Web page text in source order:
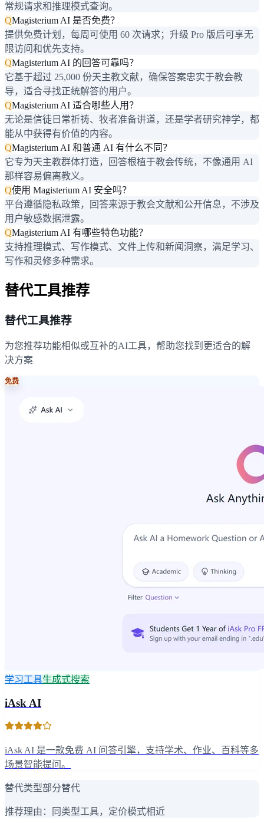
常规请求和推理模式查询。
QMagisterium AI 是否免费？
提供免费计划，每周可使用 60 次请求；升级 Pro 版后可享无
限访问和优先支持。
QMagisterium AI 的回答可靠吗？
它基于超过 25,000 份天主教文献，确保答案忠实于教会教
导，适合寻找正统解答的用户。
QMagisterium AI 适合哪些人用？
无论是信徒日常祈祷、牧者准备讲道，还是学者研究神学，都
能从中获得有价值的内容。
QMagisterium AI 和普通 AI 有什么不同？
它专为天主教群体打造，回答根植于教会传统，不像通用 AI
那样容易偏离教义。
Q使用 Magisterium AI 安全吗？
平台遵循隐私政策，回答来源于教会文献和公开信息，不涉及
用户敏感数据泄露。
QMagisterium AI 有哪些特色功能？
支持推理模式、写作模式、文件上传和新闻洞察，满足学习、
写作和灵修多种需求。
替代工具推荐
替代工具推荐
为您推荐功能相似或互补的AI工具，帮助您找到更适合的解
决方案
免费
学习工具生成式搜索
iAsk AI
iAsk AI 是一款免费 AI 问答引擎，支持学术、作业、百科等多
场景智能提问。
替代类型部分替代
推荐理由： 同类型工具，定价模式相近